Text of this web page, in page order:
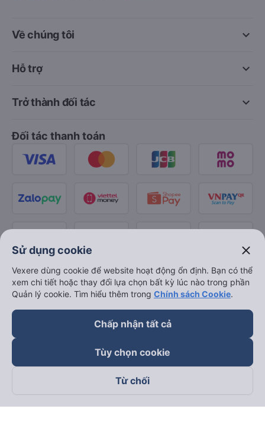
keyboard_arrow_down
Về chúng tôi
keyboard_arrow_down
Hỗ trợ
keyboard_arrow_down
Trở thành đối tác
Đối tác thanh toán
Theo dõi chúng tôi trên
Sử dụng cookie close
Vexere dùng cookie để website hoạt động ổn định. Bạn có thể
xem chi tiết hoặc thay đổi lựa chọn bất kỳ lúc nào trong phần
Quản lý cookie. Tìm hiểu thêm trong Chính sách Cookie.
Chấp nhận tất cả
Tùy chọn cookie
Từ chối